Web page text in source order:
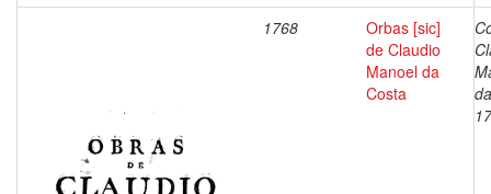
1768
Orbas [sic]
de Claudio
Manoel da
Costa